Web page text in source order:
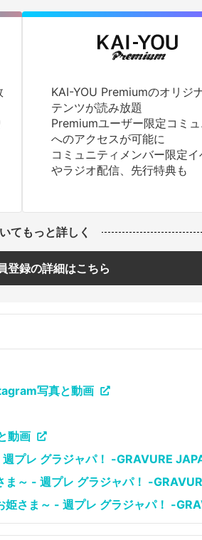
KAI-YOU Premiumのオリジ
テンツが読み放題
Premiumユーザー限定コミュ
へのアクセスが可能に
コミュニティメンバー限定イ
やラジオ配信、先行特典も
てもっと詳しく
登録の詳細はこちら
写真と動画
動画
プレ グラジャパ！ -GRAVURE
～ - 週プレ グラジャパ！ -
さま～ - 週プレ グラジャパ！ -